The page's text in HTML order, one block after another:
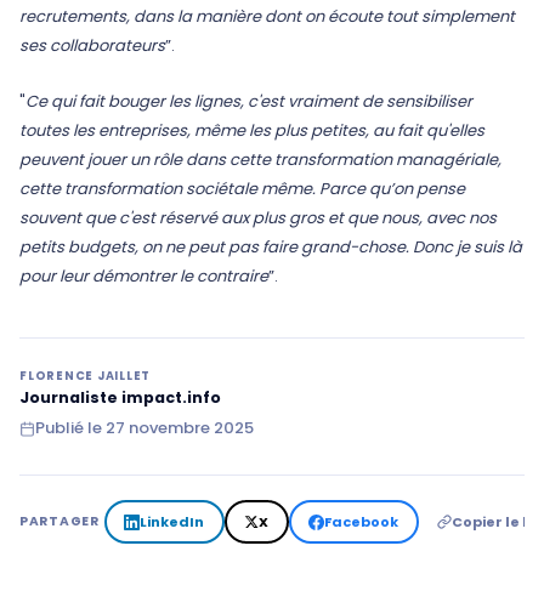
recrutements, dans la manière dont on écoute tout simplement
ses collaborateurs”.
"Ce qui fait bouger les lignes, c'est vraiment de sensibiliser
toutes les entreprises, même les plus petites, au fait qu'elles
peuvent jouer un rôle dans cette transformation managériale,
cette transformation sociétale même. Parce qu’on pense
souvent que c'est réservé aux plus gros et que nous, avec nos
petits budgets, on ne peut pas faire grand-chose. Donc je suis là
pour leur démontrer le contraire”.
FLORENCE JAILLET
Journaliste impact.info
Publié le 27 novembre 2025
PARTAGER LinkedIn X Facebook Copier le